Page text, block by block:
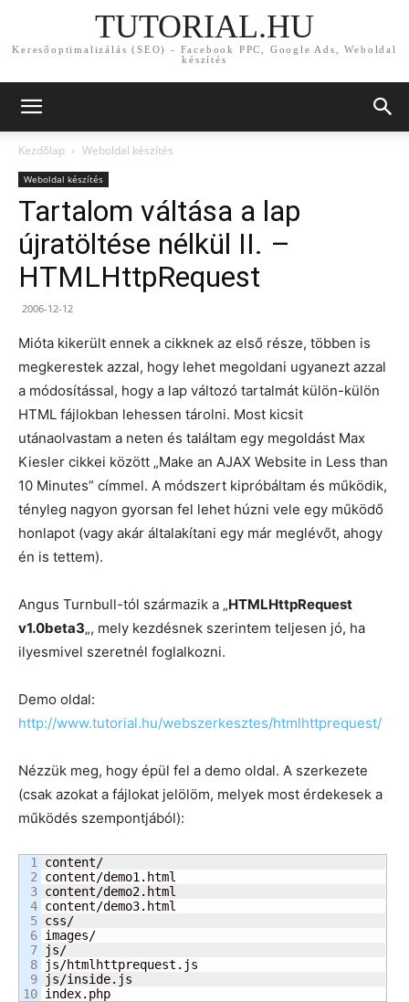
TUTORIAL.HU
Keresőoptimalizálás (SEO) - Facebook PPC, Google Ads, Weboldal
készítés
Kezdőlap Weboldal készítés
Weboldal készítés
Tartalom váltása a lap
újratöltése nélkül II. –
HTMLHttpRequest
2006-12-12
Mióta kikerült ennek a cikknek az első része, többen is
megkerestek azzal, hogy lehet megoldani ugyanezt azzal
a módosítással, hogy a lap változó tartalmát külön-külön
HTML fájlokban lehessen tárolni. Most kicsit
utánaolvastam a neten és találtam egy megoldást Max
Kiesler cikkei között „Make an AJAX Website in Less than
10 Minutes” címmel. A módszert kipróbáltam és működik,
tényleg nagyon gyorsan fel lehet húzni vele egy működő
honlapot (vagy akár általakítani egy már meglévőt, ahogy
én is tettem).
Angus Turnbull-tól származik a „HTMLHttpRequest
v1.0beta3„, mely kezdésnek szerintem teljesen jó, ha
ilyesmivel szeretnél foglalkozni.
Demo oldal:
http://www.tutorial.hu/webszerkesztes/htmlhttprequest/
Nézzük meg, hogy épül fel a demo oldal. A szerkezete
(csak azokat a fájlokat jelölöm, melyek most érdekesek a
működés szempontjából):
1
2
3
4
5
6
7
8
9
content/
content/demo1.html
content/demo2.html
content/demo3.html
css/
images/
js/
js/htmlhttprequest.js
js/inside.js
index.php